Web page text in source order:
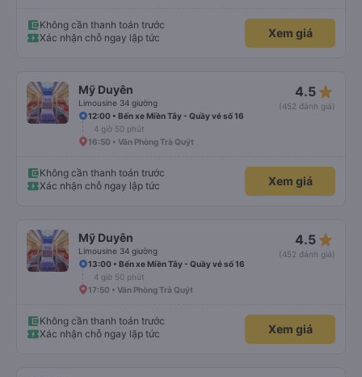
Không cần thanh toán trước
Xác nhận chỗ ngay lập tức
Xem giá
Mỹ Duyên
Limousine 34 giường
4.5 star_rate
(452 đánh giá)
12:00 • Bến xe Miền Tây - Quầy vé số 16
4 giờ 50 phút
16:50 • Văn Phòng Trà Quýt
Không cần thanh toán trước
Xác nhận chỗ ngay lập tức
Xem giá
Mỹ Duyên
Limousine 34 giường
4.5 star_rate
(452 đánh giá)
13:00 • Bến xe Miền Tây - Quầy vé số 16
4 giờ 50 phút
17:50 • Văn Phòng Trà Quýt
Không cần thanh toán trước
Xác nhận chỗ ngay lập tức
Xem giá